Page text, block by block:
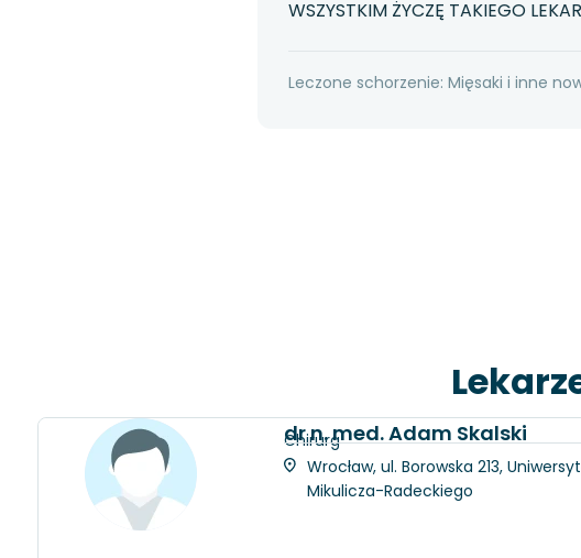
WSZYSTKIM ŻYCZĘ TAKIEGO
Leczone schorzenie: Mięsaki i inne
dr n. med. Adam Skalski
Chirurg
Wrocław, ul. Borowska 213,
Mikulicza-Radeckiego